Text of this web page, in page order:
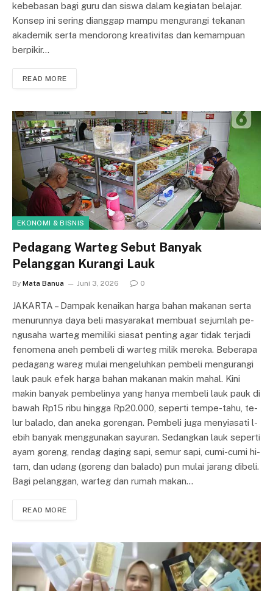
kebebasan bagi guru dan siswa dalam kegiatan belajar.
Konsep ini sering dianggap mampu mengurangi tekanan
akademik serta mendorong kreativitas dan kemampuan
berpikir…
READ MORE
EKONOMI & BISNIS
Pedagang Warteg Sebut Banyak
Pelanggan Kurangi Lauk
By Mata Banua Juni 3, 2026 0
JAKARTA – Dampak ke­na­ik­an harga bahan makanan serta
me­nurunnya daya beli masy­a­ra­kat membuat sejumlah pe­
ng­u­saha warteg memiliki siasat pen­ting agar tidak terjadi
fe­no­me­na aneh pembeli di warteg mi­lik mereka. Beberapa
pedagang wareg mu­lai mengeluhkan pembeli me­ng­urangi
lauk pauk efek harga ba­han makanan makin mahal. Kini
makin banyak pe­m­be­linya yang hanya membeli lauk pa­uk di
bawah Rp15 ribu hingga Rp20.000, seperti tempe-tahu, te­
lur balado, dan aneka go­re­ng­an. Pembeli juga menyiasati l­
e­bih banyak menggunakan sayur­an. Sedangkan lauk seperti
ayam goreng, rendag daging sa­pi, semur sapi, cumi-cumi hi­
tam, dan udang (goreng dan ba­la­do) pun mulai jarang dibeli.
Bagi pelanggan, warteg dan ru­mah makan…
READ MORE